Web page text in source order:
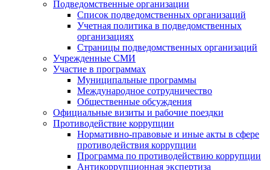
Подведомственные организации
Список подведомственных организаций
Учетная политика в подведомственных
организациях
Страницы подведомственных организаций
Учрежденные СМИ
Участие в программах
Муниципальные программы
Международное сотрудничество
Общественные обсуждения
Официальные визиты и рабочие поездки
Противодействие коррупции
Нормативно-правовые и иные акты в сфере
противодействия коррупции
Программа по противодействию коррупции
Антикоррупционная экспертиза